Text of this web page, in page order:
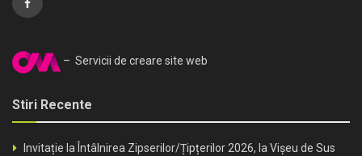
– Servicii de creare site web
Stiri Recente
Invitație la Întâlnirea Zipserilor/Țipțerilor 2026, la Vișeu de Sus